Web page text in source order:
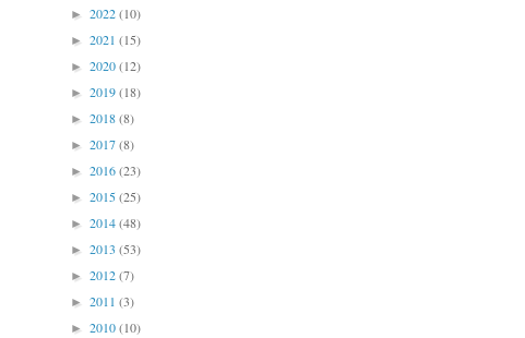
► 2022(10)
► 2021 (15)
► 2020(12)
► 2019(18)
► 2018(8)
► 2017(8)
► 2016(23)
► 2015(25)
► 2014(48)
► 2013 (53)
► 2012(7)
► 2011 (3)
► 2010(10)